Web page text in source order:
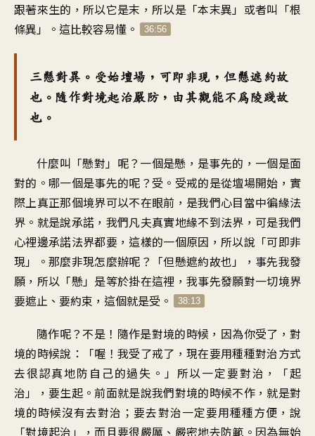
跟著來生的，所以它是末，所以是「本末異」或者叫「根
條異」。這比較容易懂。
36:56
三懸對異。受始壇場，可即非現，但懸遮約故
也。隨作對境起治嚴防，由其觀能不為陵踐故
也。
什麼叫「懸對」呢？一個是懸，是事先的，一個是面
對的。哪一個是事先的呢？受。受戒的是從壇場開始，實
際上真正那個境界可以不在眼前，是我們心目當中徧緣法
界。就是說承諾，我們凡夫真實地緣不到法界，可是我們
心裡邊承諾法界都要，這樣的一個原因，所以說「可即非
現」。那麼非現怎麼辦呢？「但懸遮約故也」，事先我發
願，所以「懸」是等於掛在這裡，我事先發願對一切境界
要遮止、要約束，這個就是受。
38:13
隨作呢？不是！隨作是對境的時候，因為你受了，對
境的時候說：「喔！我受了戒了，現在要用種種對治方式
去很認真地防自己的過失。」所以一定要對治，「起
治」，要生起。前面就是說我們對境的時候不作，就是對
境的時候沒有去對治；要去對治一定要用種種方便，說
「對境起治」，而且要很嚴厲、嚴密地去防範。因為無始